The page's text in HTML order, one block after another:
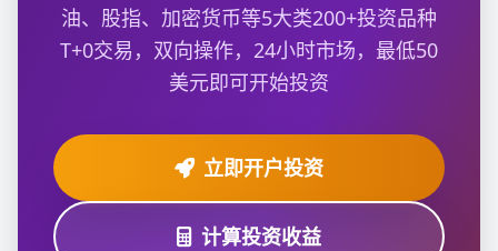
油、股指、加密货币等5大类200+投资品种
T+0交易，双向操作，24小时市场，最低50
美元即可开始投资
立即开户投资
计算投资收益